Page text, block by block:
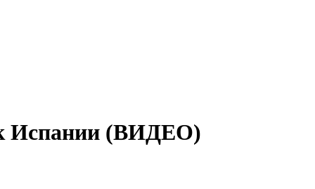
Испании (ВИДЕО)